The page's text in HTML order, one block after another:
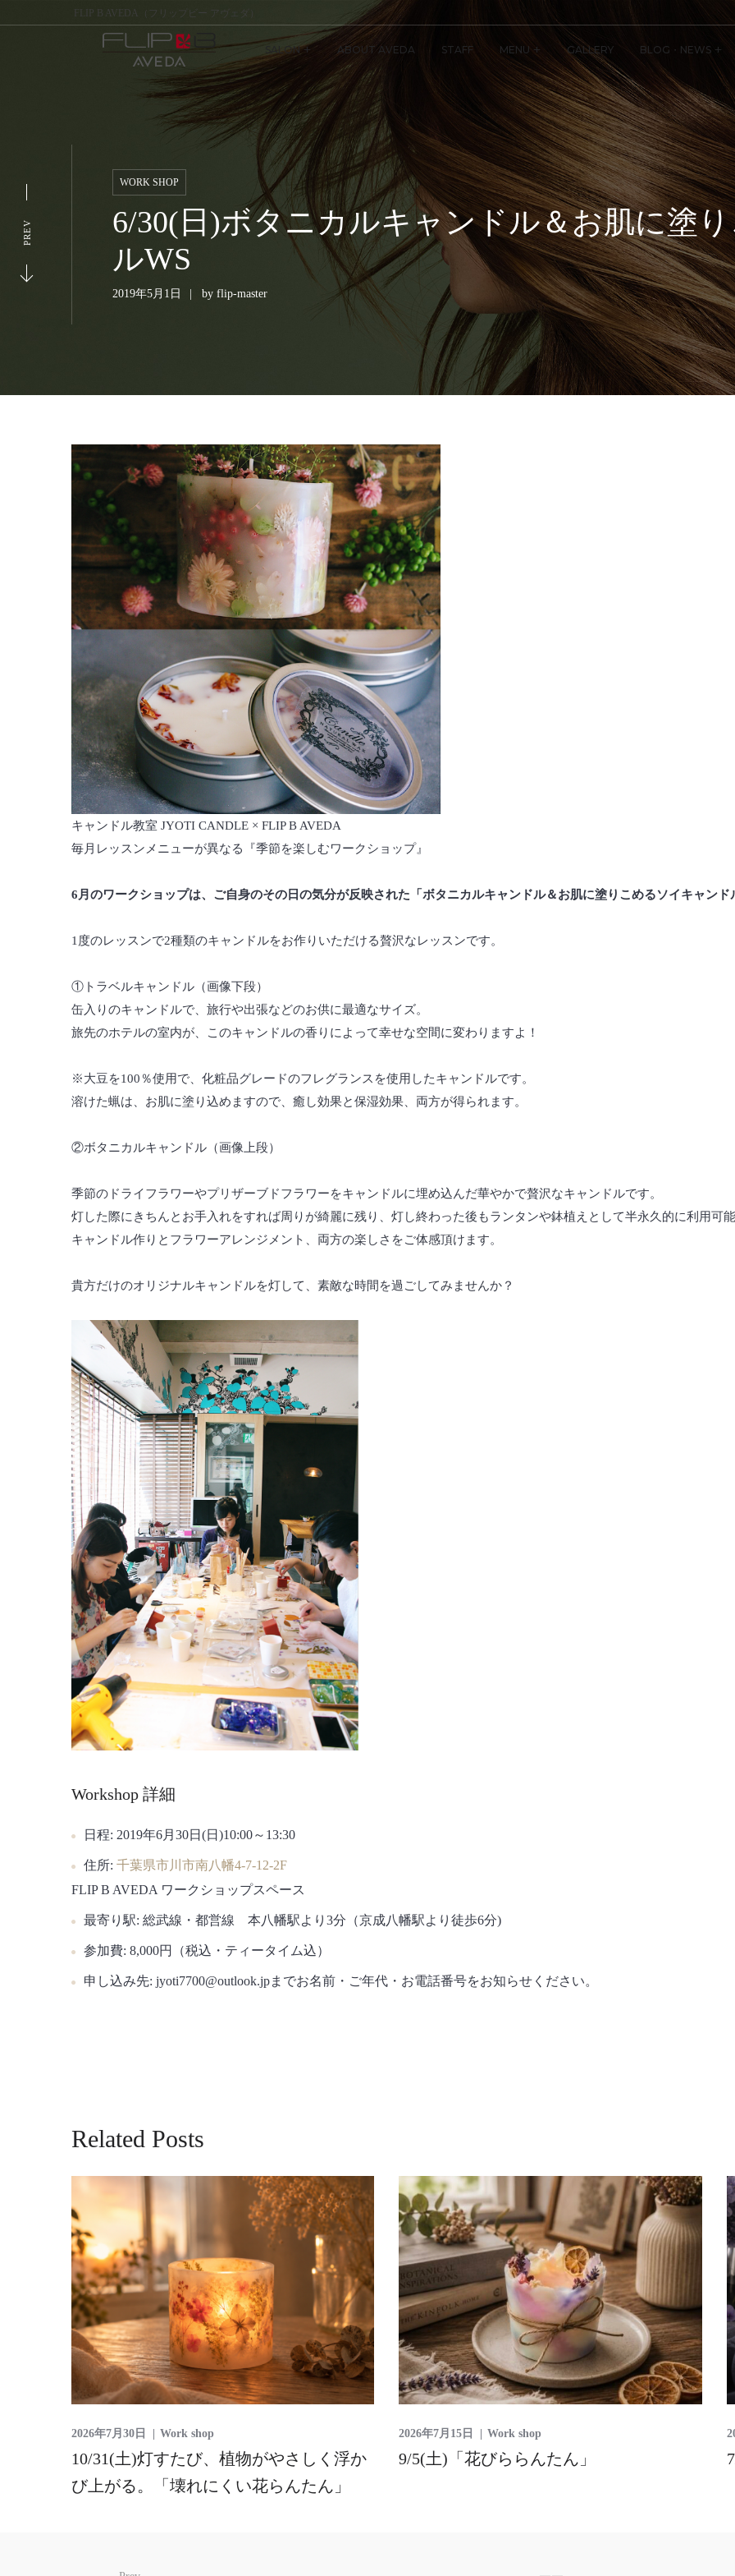
FLIP B AVEDA（フリップビー アヴェダ）
SALON ABOUT AVEDA STAFF MENU GALLERY BLOG・NEWS
WORK SHOP
6/30(日)ボタニカルキャンドル＆お肌に塗
ルWS
2019年5月1日 by flip-master
PREV
キャンドル教室 JYOTI CANDLE × FLIP B AVEDA
毎月レッスンメニューが異なる『季節を楽しむワークショップ』
6月のワークショップは、ご自身のその日の気分が反映された「ボタニカルキャンドル＆お肌に塗りこめるソイキャンド
1度のレッスンで2種類のキャンドルをお作りいただける贅沢なレッスンです。
①トラベルキャンドル（画像下段）
缶入りのキャンドルで、旅行や出張などのお供に最適なサイズ。
旅先のホテルの室内が、このキャンドルの香りによって幸せな空間に変わりますよ！
※大豆を100％使用で、化粧品グレードのフレグランスを使用したキャンドルです。
溶けた蝋は、お肌に塗り込めますので、癒し効果と保湿効果、両方が得られます。
②ボタニカルキャンドル（画像上段）
季節のドライフラワーやプリザーブドフラワーをキャンドルに埋め込んだ華やかで贅沢なキャンドルです。
灯した際にきちんとお手入れをすれば周りが綺麗に残り、灯し終わった後もランタンや鉢植えとして半永久的に利用可能
キャンドル作りとフラワーアレンジメント、両方の楽しさをご体感頂けます。
貴方だけのオリジナルキャンドルを灯して、素敵な時間を過ごしてみませんか？
Workshop 詳細
日程: 2019年6月30日(日)10:00～13:30
住所: 千葉県市川市南八幡4-7-12-2F
FLIP B AVEDA ワークショップスペース
最寄り駅: 総武線・都営線 本八幡駅より3分（京成八幡駅より徒歩6分)
参加費: 8,000円（税込・ティータイム込）
申し込み先: jyoti7700@outlook.jpまでお名前・ご年代・お電話番号をお知らせください。
Related Posts
2026年7月30日 Work shop
10/31(土)灯すたび、植物がやさしく浮か
び上がる。「壊れにくい花らんたん」
2026年7月15日 Work shop
9/5(土)「花びららんたん」